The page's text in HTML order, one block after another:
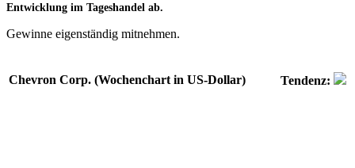
Entwicklung im Tageshandel ab.
Gewinne eigenständig mitnehmen.
Chevron Corp. (Wochenchart in US-Dollar) Tendenz: